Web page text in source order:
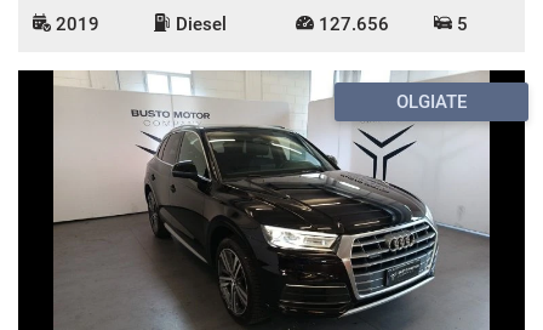
2019 Diesel 127.656 5
OLGIATE
e
modificare
tue